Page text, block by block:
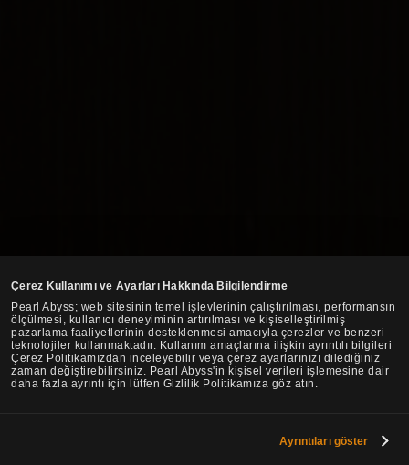
Çerez Kullanımı ve Ayarları Hakkında Bilgilendirme
Pearl Abyss; web sitesinin temel işlevlerinin çalıştırılması, performansın
ölçülmesi, kullanıcı deneyiminin artırılması ve kişiselleştirilmiş
pazarlama faaliyetlerinin desteklenmesi amacıyla çerezler ve benzeri
teknolojiler kullanmaktadır. Kullanım amaçlarına ilişkin ayrıntılı bilgileri
Çerez Politikamızdan inceleyebilir veya çerez ayarlarınızı dilediğiniz
zaman değiştirebilirsiniz. Pearl Abyss'in kişisel verileri işlemesine dair
daha fazla ayrıntı için lütfen Gizlilik Politikamıza göz atın.
Ayrıntıları göster